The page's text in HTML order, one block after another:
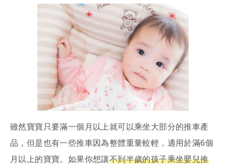
雖然寶寶只要滿一個月以上就可以乘坐大部分的推車產
品，但是也有一些推車因為整體重量較輕，適用於滿6個
月以上的寶寶。如果你想讓不到半歲的孩子乘坐嬰兒推